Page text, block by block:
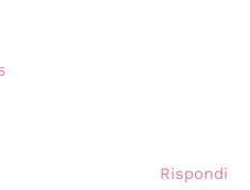
Rispondi